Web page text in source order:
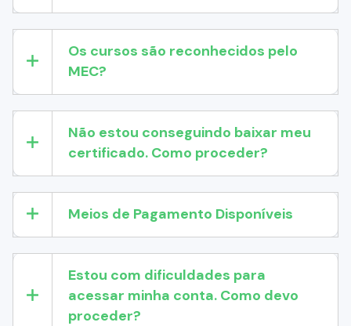
Os cursos são reconhecidos pelo
MEC?
Não estou conseguindo baixar meu
certificado. Como proceder?
Meios de Pagamento Disponíveis
Estou com dificuldades para
acessar minha conta. Como devo
proceder?